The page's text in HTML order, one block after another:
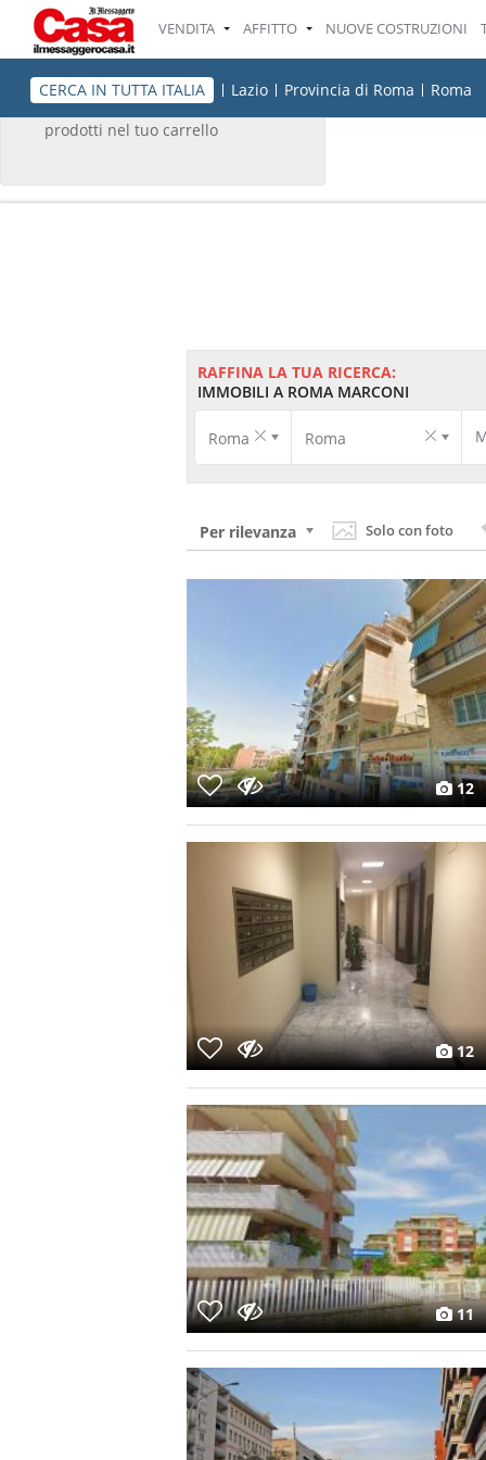
IL TUO CARRELLO
Non ci sono attualmente
prodotti nel tuo carrello
VENDITA AFFITTO NUOVE COSTRUZIONI
CERCA IN TUTTA ITALIA Lazio Provincia di Roma Roma
RAFFINA LA TUA RICERCA:
IMMOBILI A ROMA MARCONI
Roma Roma
Per rilevanza Solo con foto
12
12
11